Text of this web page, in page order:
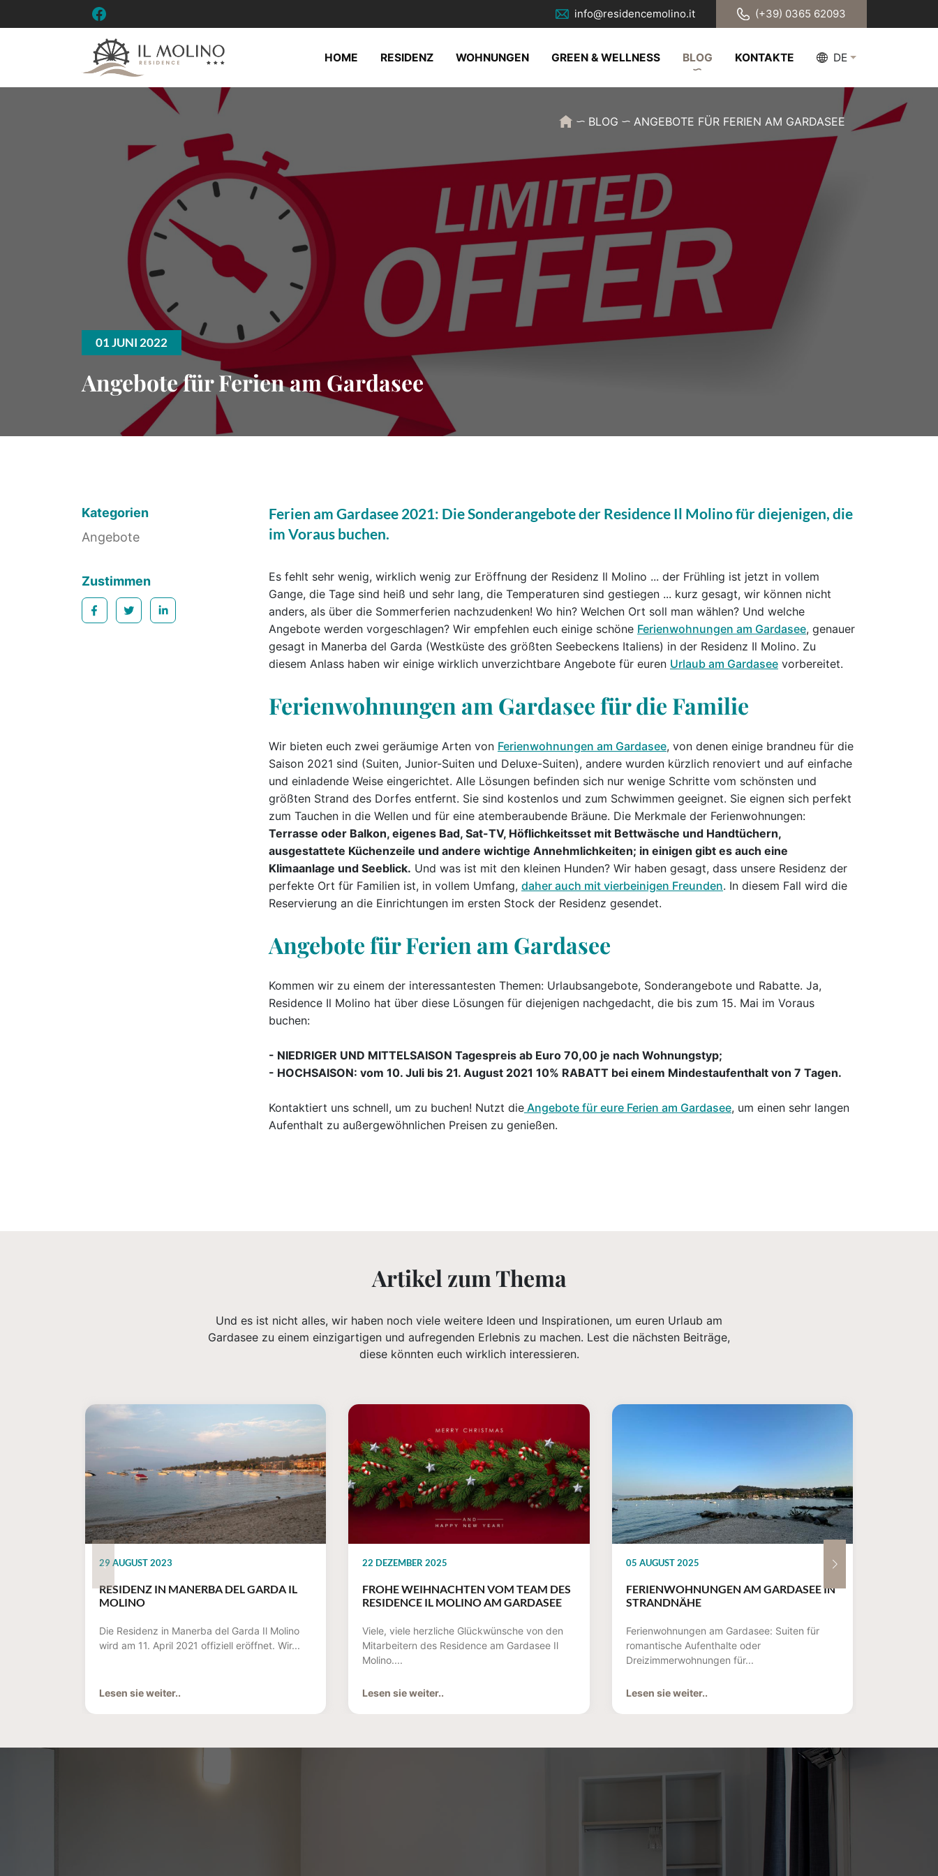
info@residencemolino.it (+39) 0365 62093
HOME RESIDENZ WOHNUNGEN GREEN & WELLNESS BLOG KONTAKTE DE
BLOG ANGEBOTE FÜR FERIEN AM GARDASEE
01 JUNI 2022
Angebote für Ferien am Gardasee
Kategorien
Angebote
Zustimmen
Ferien am Gardasee 2021: Die Sonderangebote der Residence Il Molino für diejenigen, die
im Voraus buchen.
Es fehlt sehr wenig, wirklich wenig zur Eröffnung der Residenz Il Molino ... der Frühling ist jetzt in vollem
Gange, die Tage sind heiß und sehr lang, die Temperaturen sind gestiegen ... kurz gesagt, wir können nicht
anders, als über die Sommerferien nachzudenken! Wo hin? Welchen Ort soll man wählen? Und welche
Angebote werden vorgeschlagen? Wir empfehlen euch einige schöne Ferienwohnungen am Gardasee, genauer
gesagt in Manerba del Garda (Westküste des größten Seebeckens Italiens) in der Residenz Il Molino. Zu
diesem Anlass haben wir einige wirklich unverzichtbare Angebote für euren Urlaub am Gardasee vorbereitet.
Ferienwohnungen am Gardasee für die Familie
Wir bieten euch zwei geräumige Arten von Ferienwohnungen am Gardasee, von denen einige brandneu für die
Saison 2021 sind (Suiten, Junior-Suiten und Deluxe-Suiten), andere wurden kürzlich renoviert und auf einfache
und einladende Weise eingerichtet. Alle Lösungen befinden sich nur wenige Schritte vom schönsten und
größten Strand des Dorfes entfernt. Sie sind kostenlos und zum Schwimmen geeignet. Sie eignen sich perfekt
zum Tauchen in die Wellen und für eine atemberaubende Bräune. Die Merkmale der Ferienwohnungen:
Terrasse oder Balkon, eigenes Bad, Sat-TV, Höflichkeitsset mit Bettwäsche und Handtüchern,
ausgestattete Küchenzeile und andere wichtige Annehmlichkeiten; in einigen gibt es auch eine
Klimaanlage und Seeblick. Und was ist mit den kleinen Hunden? Wir haben gesagt, dass unsere Residenz der
perfekte Ort für Familien ist, in vollem Umfang, daher auch mit vierbeinigen Freunden. In diesem Fall wird die
Reservierung an die Einrichtungen im ersten Stock der Residenz gesendet.
Angebote für Ferien am Gardasee
Kommen wir zu einem der interessantesten Themen: Urlaubsangebote, Sonderangebote und Rabatte. Ja,
Residence Il Molino hat über diese Lösungen für diejenigen nachgedacht, die bis zum 15. Mai im Voraus
buchen:
- NIEDRIGER UND MITTELSAISON Tagespreis ab Euro 70,00 je nach Wohnungstyp;
- HOCHSAISON: vom 10. Juli bis 21. August 2021 10% RABATT bei einem Mindestaufenthalt von 7 Tagen.
Kontaktiert uns schnell, um zu buchen! Nutzt die Angebote für eure Ferien am Gardasee, um einen sehr langen
Aufenthalt zu außergewöhnlichen Preisen zu genießen.
Artikel zum Thema
Und es ist nicht alles, wir haben noch viele weitere Ideen und Inspirationen, um euren Urlaub am
Gardasee zu einem einzigartigen und aufregenden Erlebnis zu machen. Lest die nächsten Beiträge,
diese könnten euch wirklich interessieren.
29 AUGUST 2023
RESIDENZ IN MANERBA DEL GARDA IL
MOLINO
Die Residenz in Manerba del Garda Il Molino
wird am 11. April 2021 offiziell eröffnet. Wir...
Lesen sie weiter..
22 DEZEMBER 2025
FROHE WEIHNACHTEN VOM TEAM DES
RESIDENCE IL MOLINO AM GARDASEE
Viele, viele herzliche Glückwünsche von den
Mitarbeitern des Residence am Gardasee Il
Molino....
Lesen sie weiter..
05 AUGUST 2025
FERIENWOHNUNGEN AM GARDASEE IN
STRANDNÄHE
Ferienwohnungen am Gardasee: Suiten für
romantische Aufenthalte oder
Dreizimmerwohnungen für...
Lesen sie weiter..